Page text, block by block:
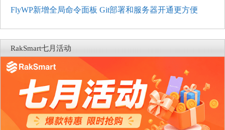
FlyWP新增全局命令面板 Git部署和服务器开通更方便
RakSmart七月活动